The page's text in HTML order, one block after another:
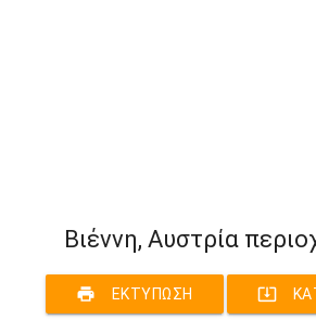
Βιέννη, Αυστρία
print ΕΚΤΎΠΩΣΗ system_update_alt